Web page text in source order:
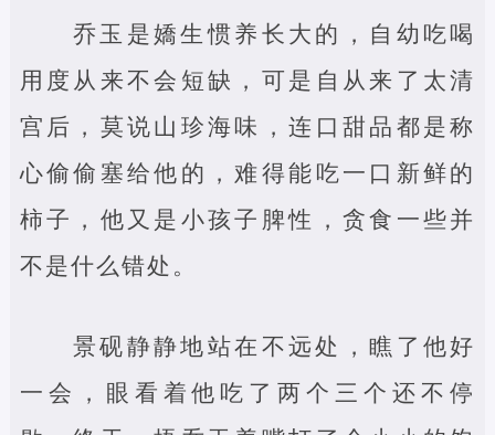
乔玉是嬌生惯养长大的，自幼吃喝
用度从来不会短缺，可是自从来了太清
宫后，莫说山珍海味，连口甜品都是称
心偷偷塞给他的，难得能吃一口新鲜的
柿子，他又是小孩子脾性，贪食一些并
不是什么错处。
景砚静静地站在不远处，瞧了他好
一会，眼看着他吃了两个三个还不停